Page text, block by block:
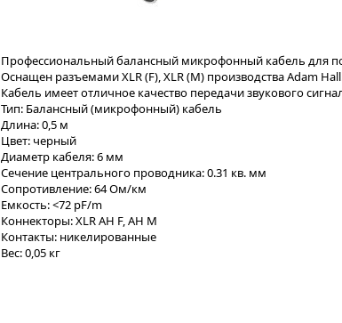
Профессиональный балансный микрофонный кабель для
Оснащен разъемами XLR (F), XLR (M) производства Adam
Кабель имеет отличное качество передачи звукового
Тип: Балансный (микрофонный) кабель
Длина: 0,5 м
Цвет: черный
Диаметр кабеля: 6 мм
Сечение центрального проводника: 0.31 кв. мм
Сопротивление: 64 Ом/км
Емкость: <72 pF/m
Коннекторы: XLR AH F, AH M
Контакты: никелированные
Вес: 0,05 кг